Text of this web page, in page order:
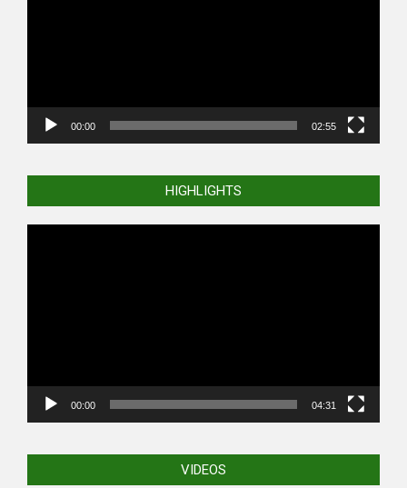
00:00 02:55
HIGHLIGHTS
00:00 04:31
VIDEOS